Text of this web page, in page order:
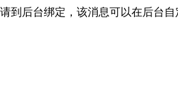
到后台绑定，该消息可以在后台自